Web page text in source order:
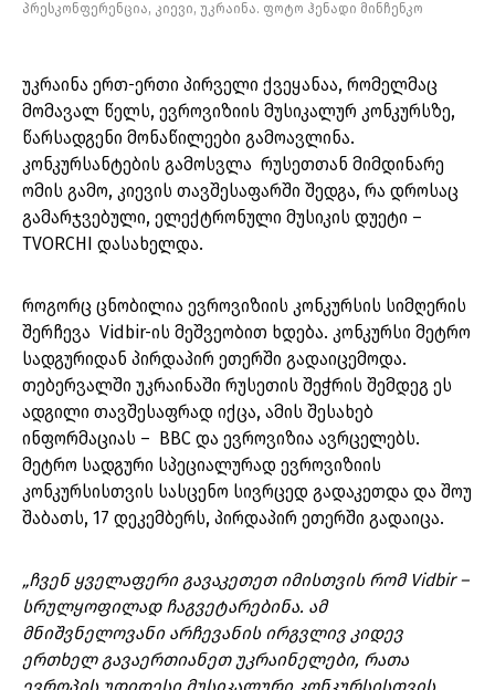
პრესკონფერენცია, კიევი, უკრაინა. ფოტო ჰენადი მინჩენკო
უკრაინა ერთ-ერთი პირველი ქვეყანაა, რომელმაც
მომავალ წელს, ევროვიზიის მუსიკალურ კონკურსზე,
წარსადგენი მონაწილეები გამოავლინა.
კონკურსანტების გამოსვლა რუსეთთან მიმდინარე
ომის გამო, კიევის თავშესაფარში შედგა, რა დროსაც
გამარჯვებული, ელექტრონული მუსიკის დუეტი –
TVORCHI დასახელდა.
როგორც ცნობილია ევროვიზიის კონკურსის სიმღერის
შერჩევა Vidbir-ის მეშვეობით ხდება. კონკურსი მეტრო
სადგურიდან პირდაპირ ეთერში გადაიცემოდა.
თებერვალში უკრაინაში რუსეთის შეჭრის შემდეგ ეს
ადგილი თავშესაფრად იქცა, ამის შესახებ
ინფორმაციას – BBC და ევროვიზია ავრცელებს.
მეტრო სადგური სპეციალურად ევროვიზიის
კონკურსისთვის სასცენო სივრცედ გადაკეთდა და შოუ
შაბათს, 17 დეკემბერს, პირდაპირ ეთერში გადაიცა.
„ჩვენ ყველაფერი გავაკეთეთ იმისთვის რომ Vidbir –
სრულყოფილად ჩაგვეტარებინა. ამ
მნიშვნელოვანი არჩევანის ირგვლივ კიდევ
ერთხელ გავაერთიანეთ უკრაინელები, რათა